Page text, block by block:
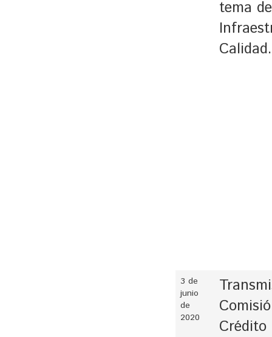
tema
Calidad.
3 de
junio
de
2020
Crédito